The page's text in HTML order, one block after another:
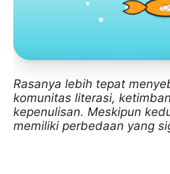
Toko Jurnal
KLIK / SENTUH UNTUK
Rasanya lebih tepat
komunitas literasi,
kepenulisan. Meskipun
memiliki perbedaan yang